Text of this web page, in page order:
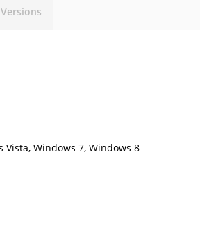
Versions
Vista, Windows 7, Windows 8